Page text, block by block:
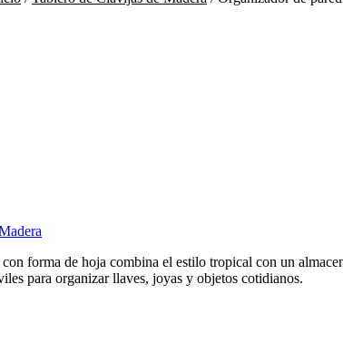
forma de hoja combina el estilo tropical con un
para organizar llaves, joyas y objetos cotidianos.